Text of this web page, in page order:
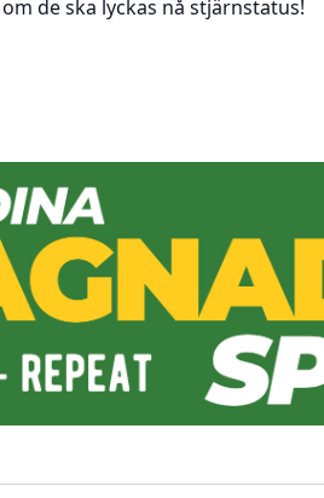
de ska lyckas nå stjärnstatus!